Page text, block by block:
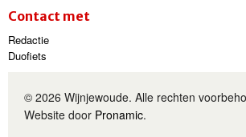
Contact met
Redactie
Duofiets
© 2026 Wijnjewoude. Alle rechten
Website door Pronamic.